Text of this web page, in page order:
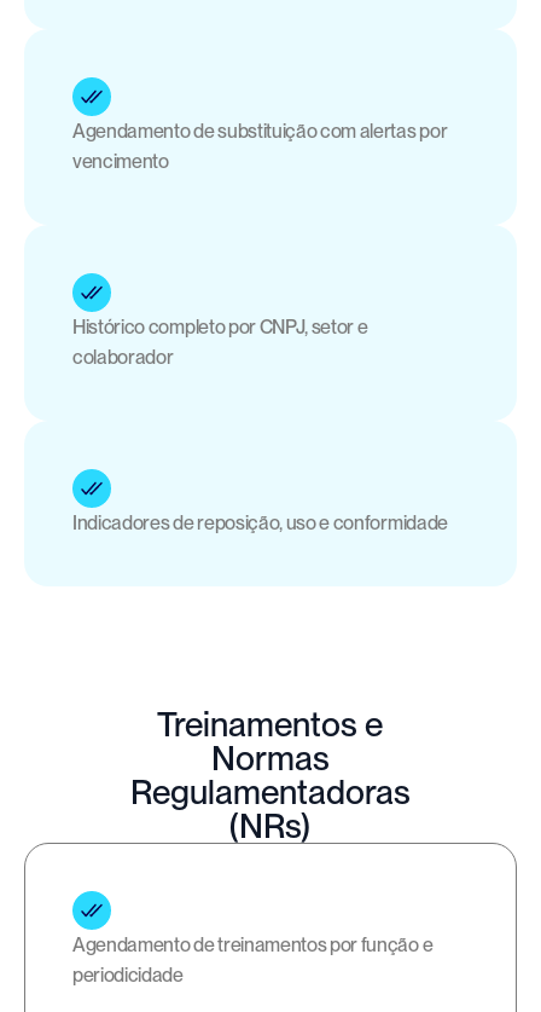
Agendamento de substituição com alertas por
vencimento
Histórico completo por CNPJ, setor e
colaborador
Indicadores de reposição, uso e conformidade
Treinamentos e
Normas
Regulamentadoras
(NRs)
Agendamento de treinamentos por função e
periodicidade